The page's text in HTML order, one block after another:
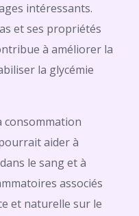
intéressants.
et ses propriétés
à améliorer la
la glycémie
consommation
aider à
le sang et à
associés
et naturelle sur le